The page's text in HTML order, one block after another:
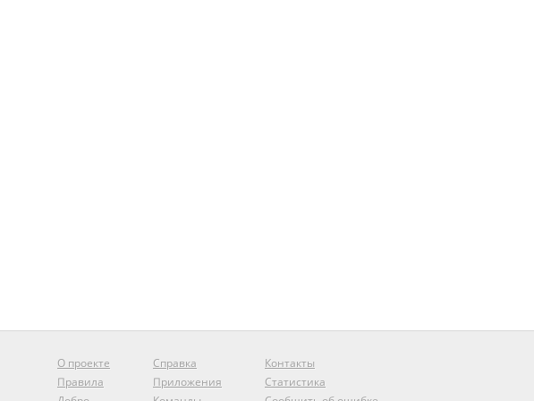
О проекте
Правила
Справка
Приложения
Контакты
Статистика